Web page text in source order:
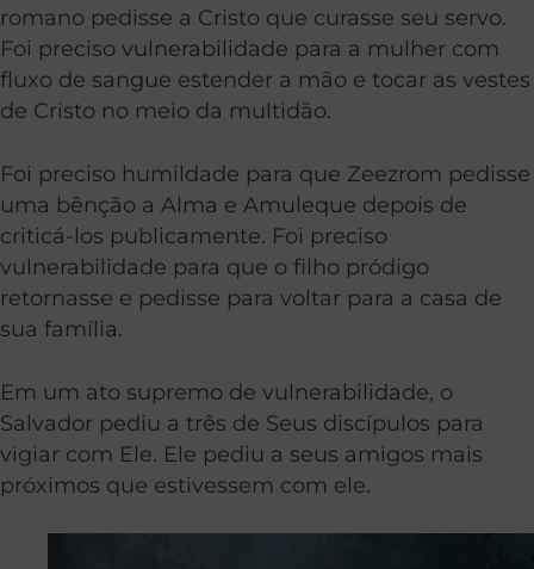
romano pedisse a Cristo que curasse seu servo.
Foi preciso vulnerabilidade para a mulher com
fluxo de sangue estender a mão e tocar as vestes
de Cristo no meio da multidão.
Foi preciso humildade para que Zeezrom pedisse
uma bênção a Alma e Amuleque depois de
criticá-los publicamente. Foi preciso
vulnerabilidade para que o filho pródigo
retornasse e pedisse para voltar para a casa de
sua família.
Em um ato supremo de vulnerabilidade, o
Salvador pediu a três de Seus discípulos para
vigiar com Ele. Ele pediu a seus amigos mais
próximos que estivessem com ele.